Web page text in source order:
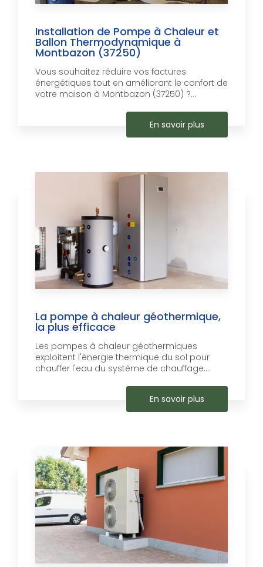
Installation de Pompe à Chaleur et
Ballon Thermodynamique à
Montbazon (37250)
Vous souhaitez réduire vos factures
énergétiques tout en améliorant le confort de
votre maison à Montbazon (37250) ?...
En savoir plus
La pompe à chaleur géothermique,
la plus efficace
Les pompes à chaleur géothermiques
exploitent l'énergie thermique du sol pour
chauffer l'eau du système de chauffage....
En savoir plus